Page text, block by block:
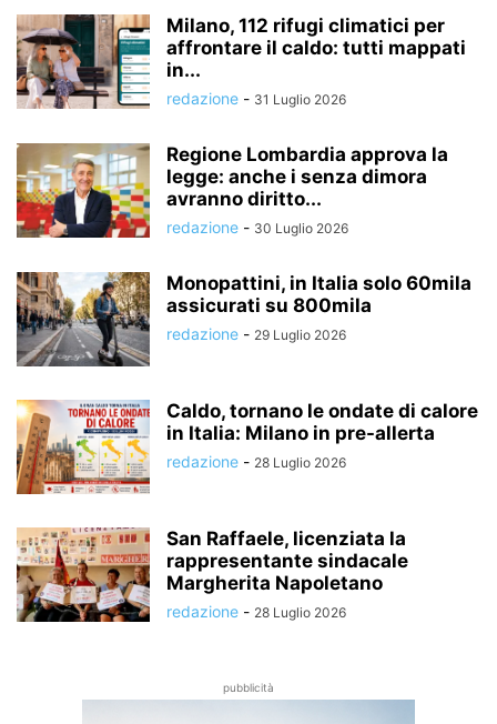
Milano, 112 rifugi climatici per
affrontare il caldo: tutti mappati
in...
redazione - 31 Luglio 2026
Regione Lombardia approva la
legge: anche i senza dimora
avranno diritto...
redazione - 30 Luglio 2026
Monopattini, in Italia solo 60mila
assicurati su 800mila
redazione - 29 Luglio 2026
Caldo, tornano le ondate di calore
in Italia: Milano in pre-allerta
redazione - 28 Luglio 2026
San Raffaele, licenziata la
rappresentante sindacale
Margherita Napoletano
redazione - 28 Luglio 2026
pubblicità